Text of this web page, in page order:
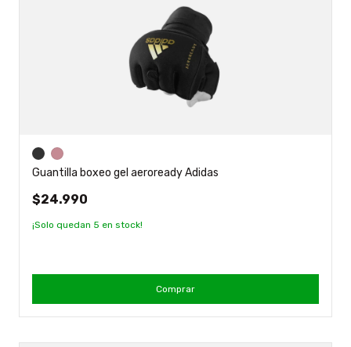
Guantilla boxeo gel aeroready Adidas
$24.990
¡Solo quedan 5 en stock!
Comprar